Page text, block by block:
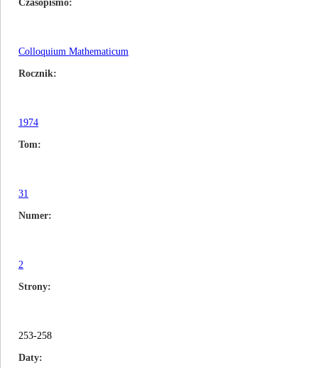
Czasopismo
Colloquium Mathematicum
Rocznik
1974
Tom
31
Numer
2
Strony
253-258
Daty